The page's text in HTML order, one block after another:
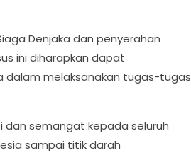
Denjaka dan penyerahan
ini diharapkan dapat
dalam melaksanakan tugas-tugas
dan semangat kepada seluruh
sampai titik darah